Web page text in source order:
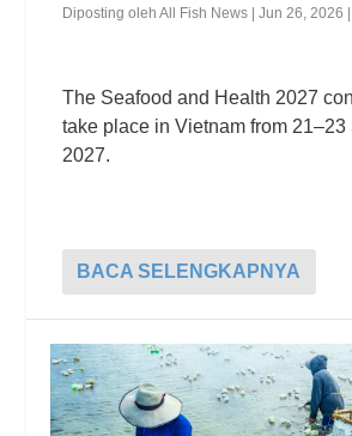
Diposting olehAll Fish News |Jun 26, 2026 |
The Seafood and Health 2027
take place in Vietnam from 21–23
2027.
BACA SELENGKAPNYA